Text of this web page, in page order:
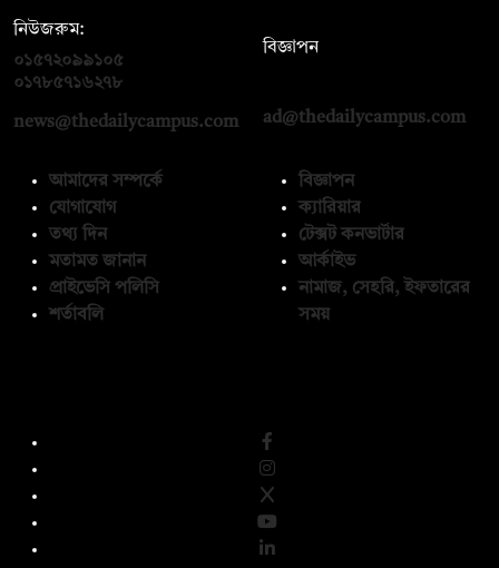
নিউজরুম:
০১৫৭২০৯৯১০৫
০১৭৮৫৭১৬২৭৮
news@thedailycampus.com
বিজ্ঞাপন
ad@thedailycampus.com
আমাদের সম্পর্কে
যোগাযোগ
তথ্য দিন
মতামত জানান
প্রাইভেসি পলিসি
শর্তাবলি
বিজ্ঞাপন
ক্যারিয়ার
টেক্সট কনভার্টার
আর্কাইভ
নামাজ, সেহরি, ইফতারের
সময়